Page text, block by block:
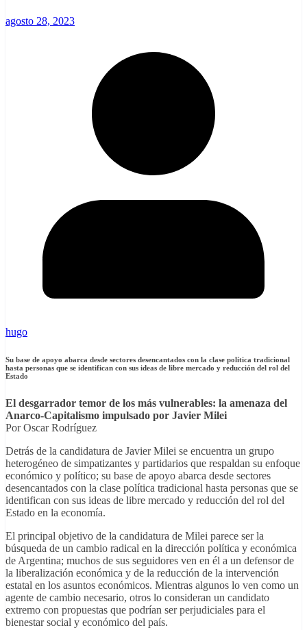
agosto 28, 2023
hugo
Su base de apoyo abarca desde sectores desencantados con la clase política tradicional
hasta personas que se identifican con sus ideas de libre mercado y reducción del rol del
Estado
El desgarrador temor de los más vulnerables: la amenaza del
Anarco-Capitalismo impulsado por Javier Milei
Por Oscar Rodríguez
Detrás de la candidatura de Javier Milei se encuentra un grupo
heterogéneo de simpatizantes y partidarios que respaldan su enfoque
económico y político; su base de apoyo abarca desde sectores
desencantados con la clase política tradicional hasta personas que se
identifican con sus ideas de libre mercado y reducción del rol del
Estado en la economía.
El principal objetivo de la candidatura de Milei parece ser la
búsqueda de un cambio radical en la dirección política y económica
de Argentina; muchos de sus seguidores ven en él a un defensor de
la liberalización económica y de la reducción de la intervención
estatal en los asuntos económicos. Mientras algunos lo ven como un
agente de cambio necesario, otros lo consideran un candidato
extremo con propuestas que podrían ser perjudiciales para el
bienestar social y económico del país.